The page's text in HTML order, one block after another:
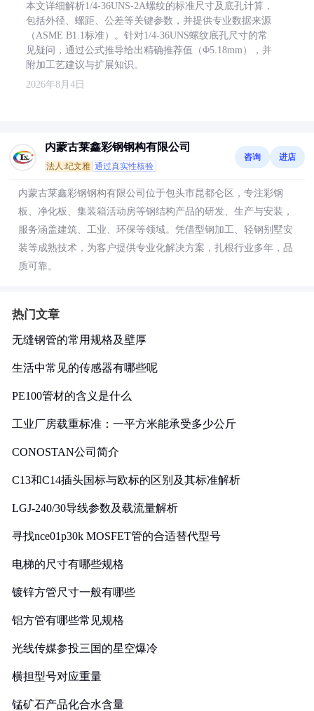
本文详细解析1/4-36UNS-2A螺纹的标准尺寸及底孔计算，
包括外径、螺距、公差等关键参数，并提供专业数据来源
（ASME B1.1标准）。针对1/4-36UNS螺纹底孔尺寸的常
见疑问，通过公式推导给出精确推荐值（Φ5.18mm），并
附加工艺建议与扩展知识。
2026年8月4日
内蒙古莱鑫彩钢钢构有限公司
法人:纪文雅 通过真实性核验
咨询 进店
内蒙古莱鑫彩钢钢构有限公司位于包头市昆都仑区，专注彩钢
板、净化板、集装箱活动房等钢结构产品的研发、生产与安装，
服务涵盖建筑、工业、环保等领域。凭借型钢加工、轻钢别墅安
装等成熟技术，为客户提供专业化解决方案，扎根行业多年，品
质可靠。
热门文章
无缝钢管的常用规格及壁厚
生活中常见的传感器有哪些呢
PE100管材的含义是什么
工业厂房载重标准：一平方米能承受多少公斤
CONOSTAN公司简介
C13和C14插头国标与欧标的区别及其标准解析
LGJ-240/30导线参数及载流量解析
寻找nce01p30k MOSFET管的合适替代型号
电梯的尺寸有哪些规格
镀锌方管尺寸一般有哪些
铝方管有哪些常见规格
光线传媒参投三国的星空爆冷
横担型号对应重量
锰矿石产品化合水含量